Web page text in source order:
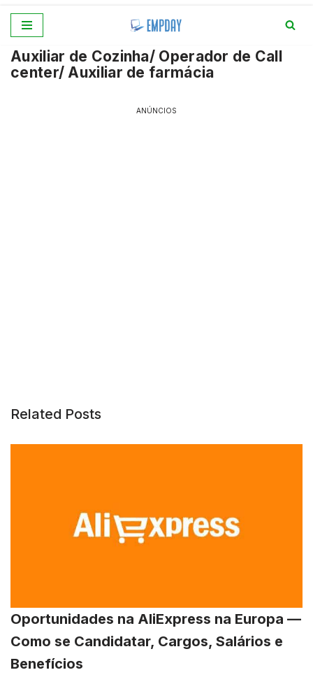
para
o
Auxiliar de Cozinha/ Operador de Call
center/ Auxiliar de farmácia
ANÚNCIOS
Related Posts
Oportunidades na AliExpress na Europa —
Como se Candidatar, Cargos, Salários e
Benefícios